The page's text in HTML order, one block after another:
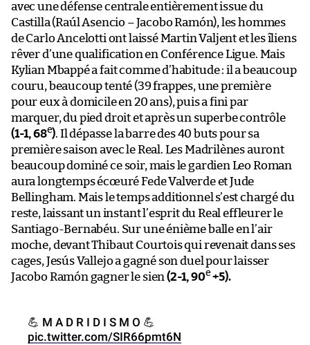
avec une défense centrale entièrement issue du
Castilla (Raúl Asencio – Jacobo Ramón), les hommes
de Carlo Ancelotti ont laissé Martin Valjent et les îliens
rêver d’une qualification en Conférence Ligue. Mais
Kylian Mbappé a fait comme d’habitude : il a beaucoup
couru, beaucoup tenté (39 frappes, une première
pour eux à domicile en 20 ans), puis a fini par
marquer, du pied droit et après un superbe contrôle
(1-1, 68e). Il dépasse la barre des 40 buts pour sa
première saison avec le Real. Les Madrilènes auront
beaucoup dominé ce soir, mais le gardien Leo Roman
aura longtemps écœuré Fede Valverde et Jude
Bellingham. Mais le temps additionnel s’est chargé du
reste, laissant un instant l’esprit du Real effleurer le
Santiago-Bernabéu. Sur une énième balle en l’air
moche, devant Thibaut Courtois qui revenait dans ses
cages, Jesús Vallejo a gagné son duel pour laisser
Jacobo Ramón gagner le sien (2-1, 90e +5).
💪 M A D R I D I S M O 💪
pic.twitter.com/SIR66pmt6N